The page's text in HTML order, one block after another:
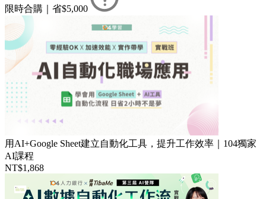
限時合購｜省$5,000
用AI+Google Sheet建立自動化工具，提升工作效率｜104獨家
AI課程
NT$1,868